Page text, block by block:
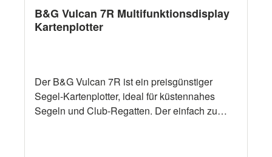
B&G Vulcan 7R Multifunktionsdisplay
Kartenplotter
Der B&G Vulcan 7R ist ein preisgünstiger
Segel-Kartenplotter, ideal für küstennahes
Segeln und Club-Regatten. Der einfach zu